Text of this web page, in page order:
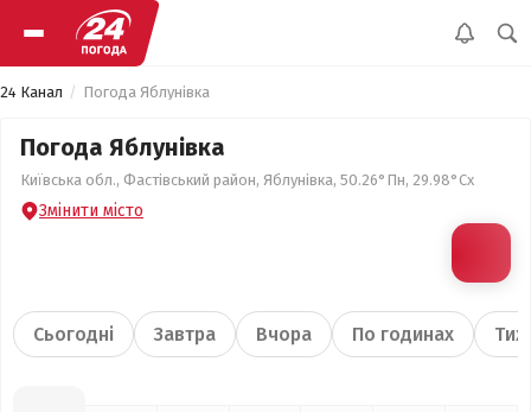
24 Канал Погода Яблунівка
Погода Яблунівка
Київська обл., Фастівський район, Яблунівка, 50.26°Пн, 29.98°Сх
Змінити місто
Сьогодні Завтра Вчора По годинах